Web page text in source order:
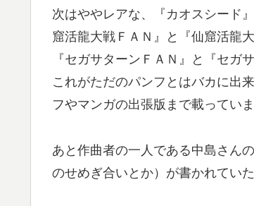
次はややレアな、『カオスシード
窟活龍大戦ＦＡＮ』と『仙窟活龍
『セガサターンＦＡＮ』と『セガ
これがただのパンフとはバカに出
フやマンガの出張版まで載っていま
あと作曲者の一人である中島さん
のせめぎ合いとか）が書かれていた